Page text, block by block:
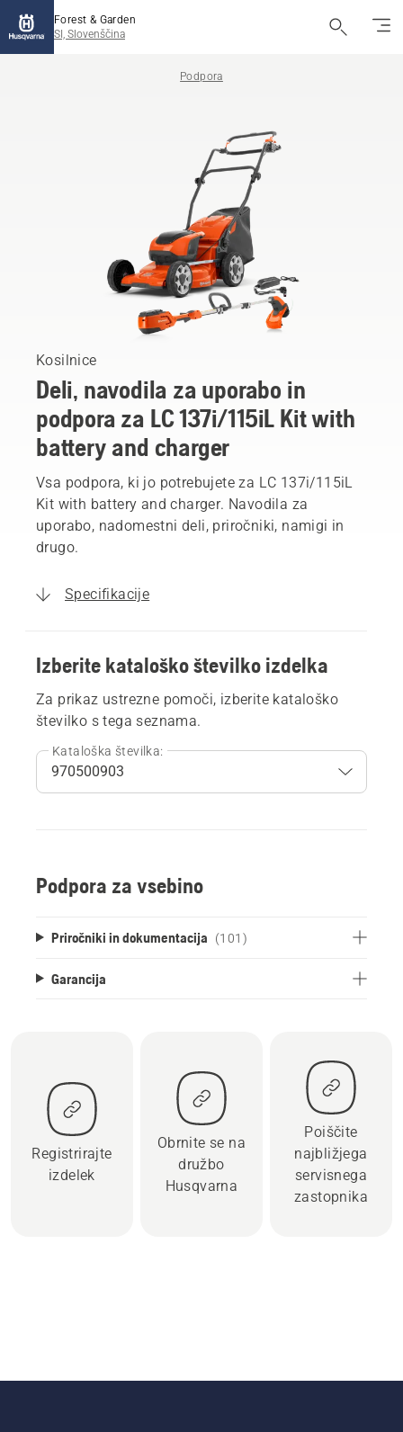
Forest & Garden
SI, Slovenščina
Podpora
Kosilnice
Deli, navodila za uporabo in
podpora za LC 137i/115iL Kit with
battery and charger
Vsa podpora, ki jo potrebujete za LC 137i/115iL
Kit with battery and charger. Navodila za
uporabo, nadomestni deli, priročniki, namigi in
drugo.
Specifikacije
Izberite kataloško številko izdelka
Za prikaz ustrezne pomoči, izberite kataloško
številko s tega seznama.
Kataloška številka:
Podpora za vsebino
Priročniki in dokumentacija (101)
Garancija
Registrirajte
izdelek
Obrnite se na
družbo
Husqvarna
Poiščite
najbližjega
servisnega
zastopnika